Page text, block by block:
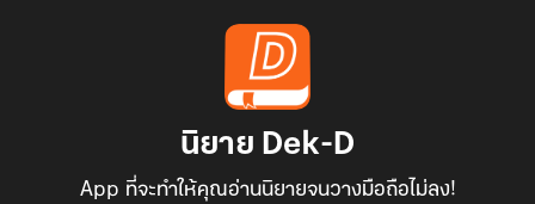
นิยาย Dek-D
App ที่จะทำให้คุณอ่านนิยายจนวางมือถือไม่ลง!